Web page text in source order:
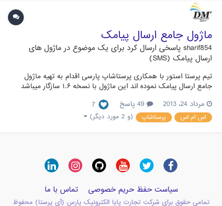
ماژول جامع ارسال پیامک
sharif854 پاسخی ارسال کرد برای یک موضوع در ماژول های
ارسال پیامک (SMS)
تیم پرستا استور با همکاری پرستاشاپ پارسی اقدام به تهیه ماژول
جامع ارسال پیامک نموده اند این ماژول با نسخه ۱.۶ سازگار میباشد
سفارش جدیدکنترل ارسال یا عدم ارسال سفارش های رایگانارسال
پیامک در زمان وارد کردن کد رهگیری سفارش پستیارسال پیام...
مرداد 24، 2013 7
اس ام اس پرستاشاپ (و 2 مورد دیگر)
سیاست حفظ حریم خصوصی تماس با ما
تمامی حقوق برای شرکت تجارت پایا الکترونیک پارس (آی پرستا) محفوظ